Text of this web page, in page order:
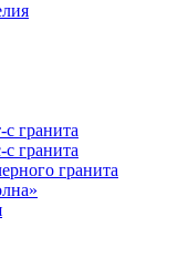
гранита
гранита
гранита